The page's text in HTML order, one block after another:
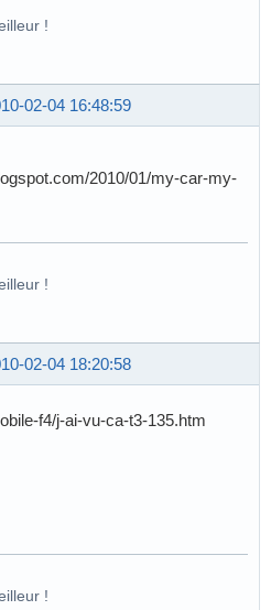
!
02-04 16:48:59
2010/01/my-car-my-
!
02-04 18:20:58
f4/j-ai-vu-ca-t3-135.htm
!